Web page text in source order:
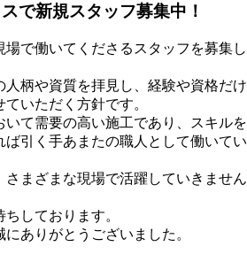
で新規スタッフ募集中！
場で働いてくださるスタッフを募集し
柄や資質を拝見し、経験や資格だけ
いただく方針です。
て需要の高い施工であり、スキルを
引く手あまたの職人として働いてい
まざまな現場で活躍していきません
ちしております。
ありがとうございました。